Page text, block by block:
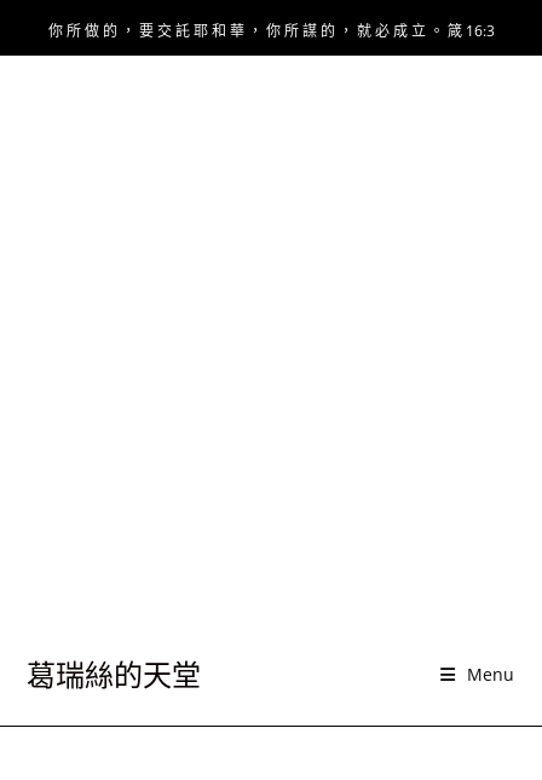
你 所 做 的 ， 要 交 託 耶 和 華 ， 你 所 謀 的 ， 就 必 成 立 。 箴 16:3
葛瑞絲的天堂 Menu